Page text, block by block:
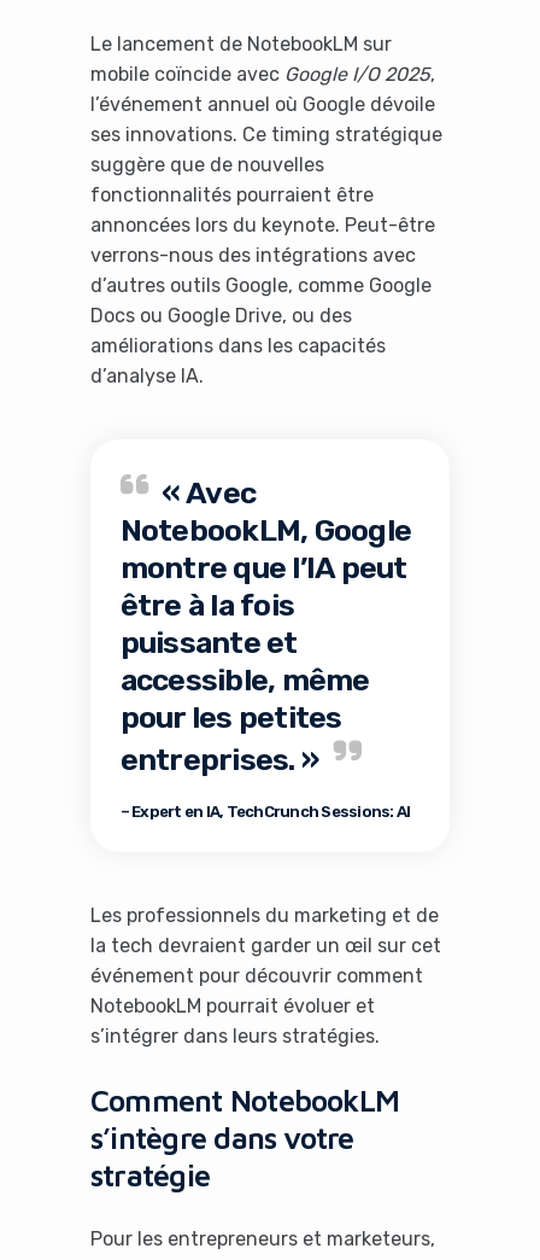
Le lancement de NotebookLM sur
mobile coïncide avec Google I/O 2025,
l’événement annuel où Google dévoile
ses innovations. Ce timing stratégique
suggère que de nouvelles
fonctionnalités pourraient être
annoncées lors du keynote. Peut-être
verrons-nous des intégrations avec
d’autres outils Google, comme Google
Docs ou Google Drive, ou des
améliorations dans les capacités
d’analyse IA.
« Avec
NotebookLM, Google
montre que l’IA peut
être à la fois
puissante et
accessible, même
pour les petites
entreprises. »
– Expert en IA, TechCrunch Sessions: AI
Les professionnels du marketing et de
la tech devraient garder un œil sur cet
événement pour découvrir comment
NotebookLM pourrait évoluer et
s’intégrer dans leurs stratégies.
Comment NotebookLM
s’intègre dans votre
stratégie
Pour les entrepreneurs et marketeurs,
It looks like you're
using an ad-blocker!